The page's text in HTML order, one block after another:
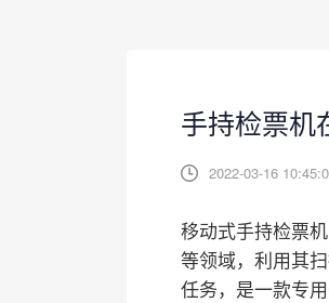
手持检票机
2022-03-16
移动式手持检票
等领域，利用其
任务，是一款专